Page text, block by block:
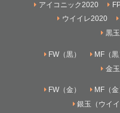
アイコニック2020
ウイイレ2020
黒
FW（黒） MF（黒
金
FW（金） MF（金
銀玉（ウイイ